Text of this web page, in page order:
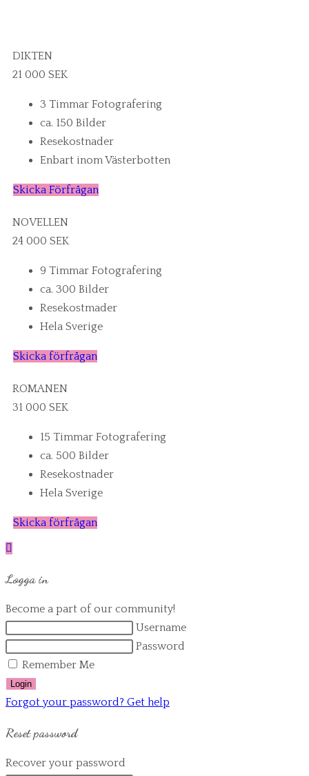
DIKTEN
21 000 SEK
3 Timmar Fotografering
ca. 150 Bilder
Resekostnader
Enbart inom Västerbotten
Skicka Förfrågan
NOVELLEN
24 000 SEK
9 Timmar Fotografering
ca. 300 Bilder
Resekostmader
Hela Sverige
Skicka förfrågan
ROMANEN
31 000 SEK
15 Timmar Fotografering
ca. 500 Bilder
Resekostnader
Hela Sverige
Skicka förfrågan
Logga in
Become a part of our community!
Username
Password
Remember Me
Login
Forgot your password? Get help
Reset password
Recover your password